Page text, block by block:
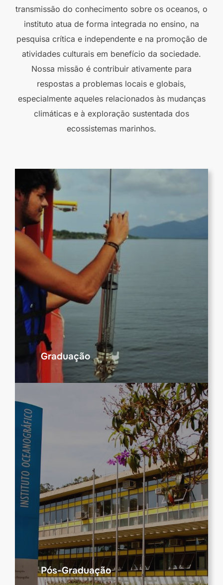
transmissão do conhecimento sobre os oceanos, o
instituto atua de forma integrada no ensino, na
pesquisa crítica e independente e na promoção de
atividades culturais em benefício da sociedade.
Nossa missão é contribuir ativamente para
respostas a problemas locais e globais,
especialmente aqueles relacionados às mudanças
climáticas e à exploração sustentada dos
ecossistemas marinhos.
Graduação
Pós-Graduação